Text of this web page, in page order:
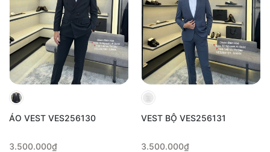
ÁO VEST VES256130
3.500.000₫
VEST BỘ VES256131
3.500.000₫